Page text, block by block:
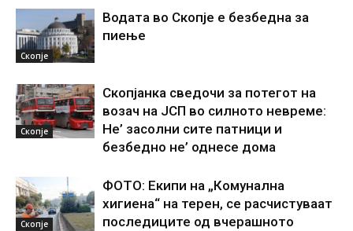
Скопје
Водата во Скопје е безбедна за
пиење
Скопје
Скопјанка сведочи за потегот на
возач на ЈСП во силното невреме:
Не’ засолни сите патници и
безбедно не’ однесе дома
Скопје
ФОТО: Екипи на „Комунална
хигиена“ на терен, се расчистуваат
последиците од вчерашното